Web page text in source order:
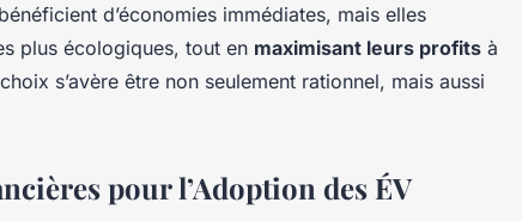
d’économies immédiates, mais elles
plus écologiques, tout en maximisant leurs profits à
s’avère être non seulement rationnel, mais aussi
pour l’Adoption des ÉV